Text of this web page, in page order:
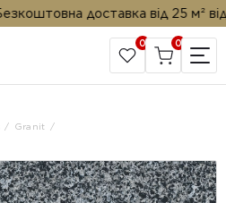
доставка від 25 м² від
САЙТ КОМПАНИИ
0 0
Granit